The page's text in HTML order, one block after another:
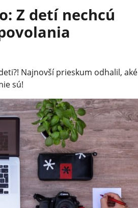
Z detí nechcú
Najnovší prieskum odhalil, aké
sú!